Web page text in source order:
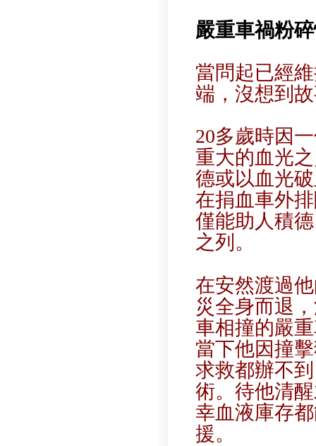
嚴重車禍粉
當問起已經
端，沒想到
20多歲時因
重大的血光
德或以血光
在捐血車外
僅能助人積
之列。
在安然渡過
災全身而退
車相撞的嚴
當下他因撞
求救都辦不
術。待他清
幸血液庫存
援。